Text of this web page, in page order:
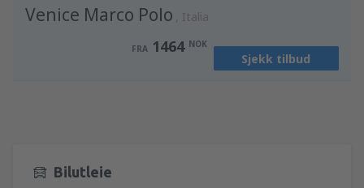
Venice Marco Polo Italia
FRA 1464 NOK
Sjekk tilbud
Bilutleie